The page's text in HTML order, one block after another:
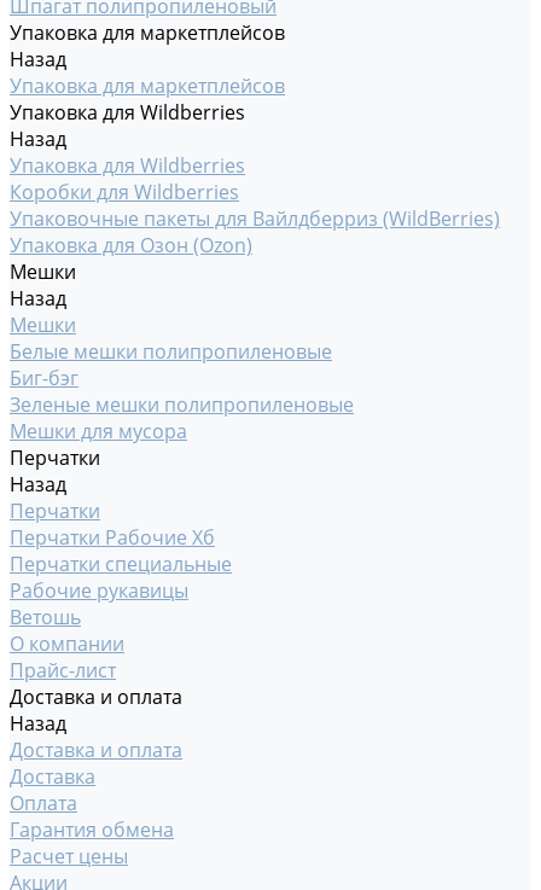
Шпагат полипропиленовый
Упаковка для маркетплейсов
Назад
Упаковка для маркетплейсов
Упаковка для Wildberries
Назад
Упаковка для Wildberries
Коробки для Wildberries
Упаковочные пакеты для Вайлдберриз (WildBerries)
Упаковка для Озон (Ozon)
Мешки
Назад
Мешки
Белые мешки полипропиленовые
Биг-бэг
Зеленые мешки полипропиленовые
Мешки для мусора
Перчатки
Назад
Перчатки
Перчатки Рабочие Хб
Перчатки специальные
Рабочие рукавицы
Ветошь
О компании
Прайс-лист
Доставка и оплата
Назад
Доставка и оплата
Доставка
Оплата
Гарантия обмена
Расчет цены
Акции